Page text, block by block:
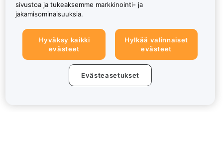
sivustoa ja tukeaksemme markkinointi- ja
jakamisominaisuuksia.
Hyväksy kaikki
evästeet
Hylkää valinnaiset
evästeet
Evästeasetukset